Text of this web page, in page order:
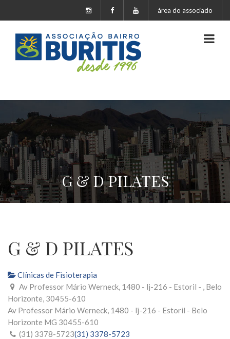
área do associado
G & D PILATES
G & D PILATES
Clínicas de Fisioterapia
Av Professor Mário Werneck, 1480 - lj-216 - Estoril - , Belo
Horizonte, 30455-610
Av Professor Mário Werneck, 1480 - lj-216 - Estoril - Belo
Horizonte MG 30455-610
(31) 3378-5723(31) 3378-5723